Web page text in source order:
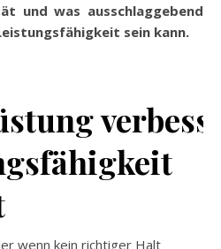
und was ausschlaggebend
sein kann.
wenn kein richtiger Halt